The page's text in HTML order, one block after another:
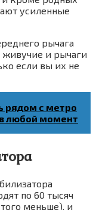
усиленные
рычага
живучие и рычаги
если вы их не
рядом с метро
любой момент
по 60 тысяч
меньше), и